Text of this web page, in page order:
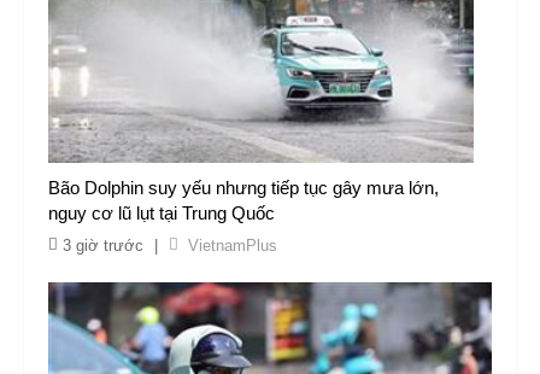
Bão Dolphin suy yếu nhưng tiếp tục gây mưa lớn,
nguy cơ lũ lụt tại Trung Quốc
3 giờ trước VietnamPlus